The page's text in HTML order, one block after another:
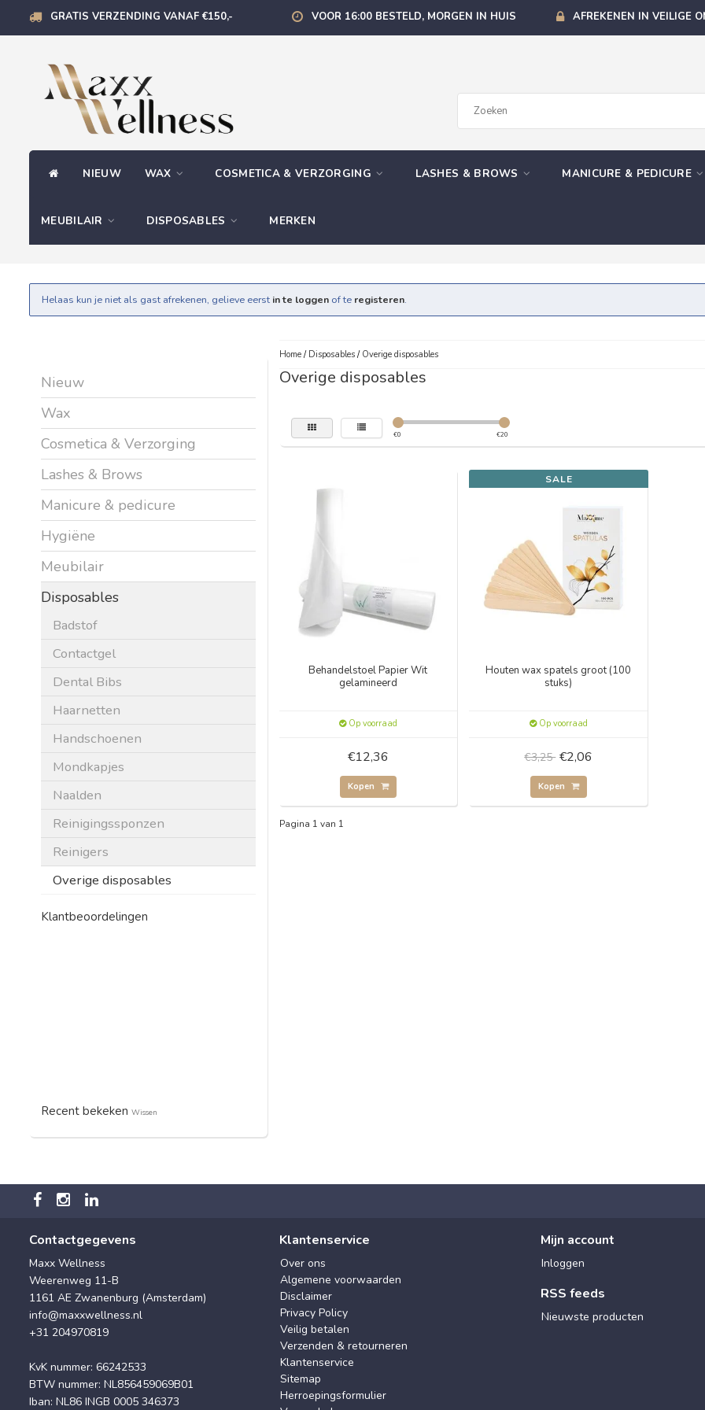
GRATIS VERZENDING VANAF €150,- VOOR 16:00 BESTELD, MORGEN IN HUIS AFREKENEN IN VEILIGE
NIEUW WAX COSMETICA & VERZORGING LASHES & BROWS MANICURE & PEDICURE
MEUBILAIR DISPOSABLES MERKEN
Helaas kun je niet als gast afrekenen, gelieve eerst in te loggen of te registeren.
Nieuw
Wax
Cosmetica & Verzorging
Lashes & Brows
Manicure & pedicure
Hygiëne
Meubilair
Disposables
Badstof
Contactgel
Dental Bibs
Haarnetten
Handschoenen
Mondkapjes
Naalden
Reinigingssponzen
Reinigers
Overige disposables
Klantbeoordelingen
Recent bekeken Wissen
Home/ Disposables/ Overige disposables
Overige disposables
€0 €20
Behandelstoel Papier Wit
gelamineerd
Op voorraad
€12,36
Kopen
SALE
Houten wax spatels groot (100
stuks)
Op voorraad
€3,25 €2,06
Kopen
Pagina 1 van 1
Contactgegevens
Maxx Wellness
Weerenweg 11-B
1161 AE Zwanenburg (Amsterdam)
info@maxxwellness.nl
+31 204970819
KvK nummer: 66242533
BTW nummer: NL856459069B01
Iban: NL86 INGB 0005 346373
Klantenservice
Over ons
Algemene voorwaarden
Disclaimer
Privacy Policy
Veilig betalen
Verzenden & retourneren
Klantenservice
Sitemap
Herroepingsformulier
Mijn account
Inloggen
RSS feeds
Nieuwste producten